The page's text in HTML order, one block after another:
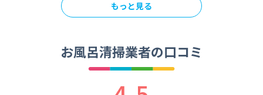
もっと見る
お風呂清掃業者の口コミ